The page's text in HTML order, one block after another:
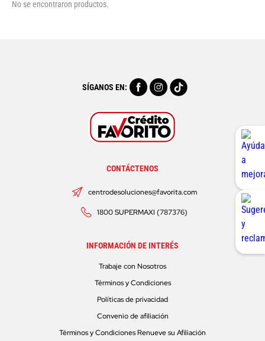
No se encontraron productos.
SÍGANOS EN:
CONTÁCTENOS
centrodesoluciones@favorita.com
1800 SUPERMAXI (787376)
INFORMACIÓN DE INTERÉS
Trabaje con Nosotros
Términos y Condiciones
Políticas de privacidad
Convenio de afiliación
Términos y Condiciones Renueve su Afiliación